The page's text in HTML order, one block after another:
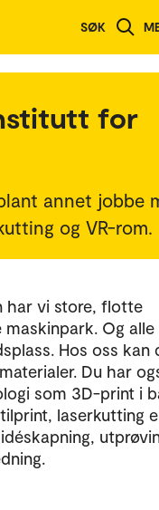
SØK
for
annet jobbe
og VR-rom.
har vi store, flotte
Og alle
Hos oss kan
Du har
som 3D-print i
laserkutting